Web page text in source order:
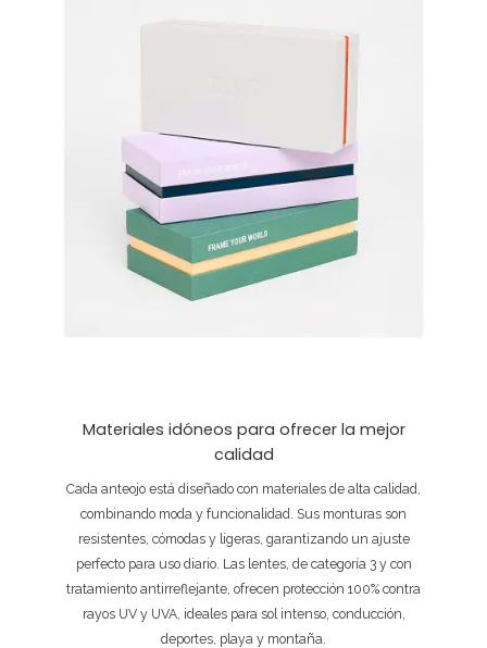
Materiales idóneos para ofrecer la mejor
calidad
Cada anteojo está diseñado con materiales de alta calidad,
combinando moda y funcionalidad. Sus monturas son
resistentes, cómodas y ligeras, garantizando un ajuste
perfecto para uso diario. Las lentes, de categoría 3 y con
tratamiento antirreflejante, ofrecen protección 100% contra
rayos UV y UVA, ideales para sol intenso, conducción,
deportes, playa y montaña.